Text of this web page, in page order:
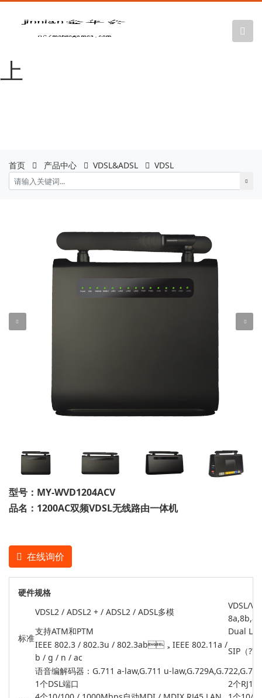
金年会|金年会
·jinnian(金字招牌)诚信至
上
首页 产品中心 VDSL&ADSL VDSL
型号：MY-WVD1204ACV
品名：1200AC双频VDSL无线路由一体机
在线询价
硬件规格
标准
VDSL2 / ADSL2 + / ADSL2 / ADSL多模
VDSL/
支持ATM和PTM
Dual
IEEE 802.3 / 802.3u / 802.3ab，IEEE 802.11a /
b / g / n / ac
SIP（
语音编解码器：G.711 a-law,G.711 u-
1个DSL端口
2个RJ11